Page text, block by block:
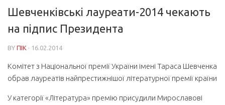
Шевченківські лауреати-2014 чекають
на підпис Президента
BY ПІК · 16.02.2014
Комітет з Національної премії України імені Тараса Шевченка
обрав лауреатів найпрестижнішої літературної премії країни
У категорії «Література» премію присудили Мирославові